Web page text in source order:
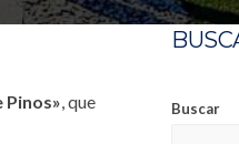
Pinos», que
Buscar